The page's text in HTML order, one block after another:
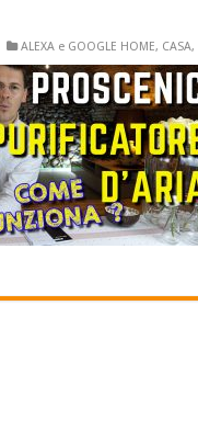
ALEXA e GOOGLE HOME, CASA,